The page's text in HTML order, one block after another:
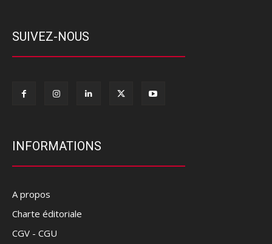
SUIVEZ-NOUS
INFORMATIONS
A propos
Charte éditoriale
CGV - CGU